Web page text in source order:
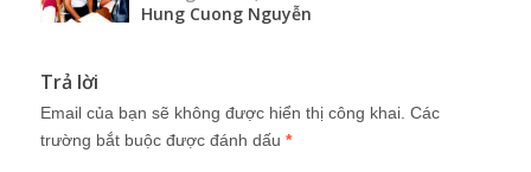
Hung Cuong Nguyễn
Trả lời
Email của bạn sẽ không được hiển thị công khai. Các
trường bắt buộc được đánh dấu *